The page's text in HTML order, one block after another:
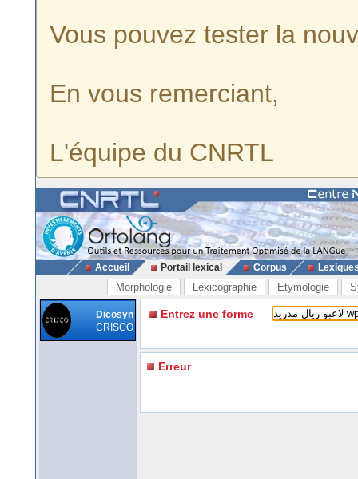
Vous pouvez tester la
En vous remerciant,
L'équipe du CNRTL
Accueil Portail lexical Corpus
Morphologie Lexicographie Etymologie
Dicosyn
CRISCO
Entrez une forme
Erreur